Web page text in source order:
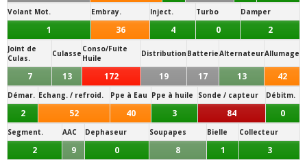
Volant Mot. Embray. Inject. Turbo Damper
1 36 4 0 2
Joint de
Culas.
Culasse Conso/Fuite
Huile
Distribution BatterieAlternateurAllumage
7 13 172 19 17 13 42
Démar. Echang. / refroid. Ppe à Eau Ppe à huile Sonde / capteur Débitm.
2 52 40 3 84 0
Segment. AAC Dephaseur Soupapes Bielle Collecteur
2 9 0 8 1 3